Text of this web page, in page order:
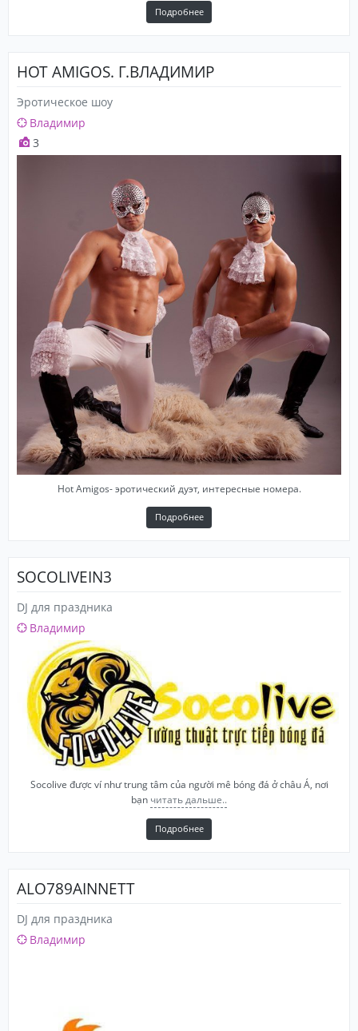
Подробнее
HOT AMIGOS. Г.ВЛАДИМИР
Эротическое шоу
Владимир
3
Hot Amigos- эротический дуэт, интересные номера.
Подробнее
SOCOLIVEIN3
DJ для праздника
Владимир
Socolive được ví như trung tâm của người mê bóng đá ở châu Á, nơi
bạn читать дальше..
Подробнее
ALO789AINNETT
DJ для праздника
Владимир